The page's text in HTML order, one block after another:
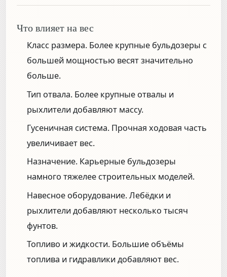
Что влияет на вес
Класс размера. Более крупные бульдозеры с
большей мощностью весят значительно
больше.
Тип отвала. Более крупные отвалы и
рыхлители добавляют массу.
Гусеничная система. Прочная ходовая часть
увеличивает вес.
Назначение. Карьерные бульдозеры
намного тяжелее строительных моделей.
Навесное оборудование.Лебёдки и
рыхлители добавляют несколько тысяч
фунтов.
Топливо и жидкости. Большие объёмы
топлива и гидравлики добавляют вес.